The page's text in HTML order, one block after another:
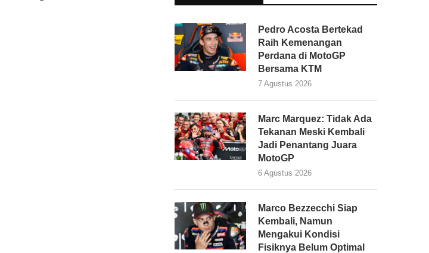
Pedro Acosta Bertekad
Raih Kemenangan
Perdana di MotoGP
Bersama KTM
7 Agustus 2026
Marc Marquez: Tidak Ada
Tekanan Meski Kembali
Jadi Penantang Juara
MotoGP
6 Agustus 2026
Marco Bezzecchi Siap
Kembali, Namun
Mengakui Kondisi
Fisiknya Belum Optimal